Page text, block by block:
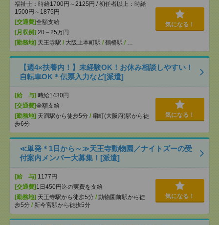
福祉士：時給1700円～2125円 / 初任者以上：時給
1500円～1875円
[交通費]全額支給
[月収例] 20～25万円
[勤務地] 天王寺駅 / 大阪上本町駅 / 鶴橋駅 / …
気になる！
【週4×扶養内！】未経験OK！お休み相談しやすい！
自転車OK＊伝票入力など[派遣]
[給 与] 時給1430円
[交通費]全額支給
[勤務地] 天満駅から徒歩5分 / 扇町(大阪府)駅から徒
歩6分
気になる！
≪単発＊1日から～≫天王寺動物園／ナイトズーの受
付案内メンバー大募集！[派遣]
[給 与] 1177円
[交通費] 1日450円迄の実費を支給
[勤務地] 天王寺駅から徒歩5分 / 動物園前駅から徒
歩5分 / 新今宮駅から徒歩5分
気になる！